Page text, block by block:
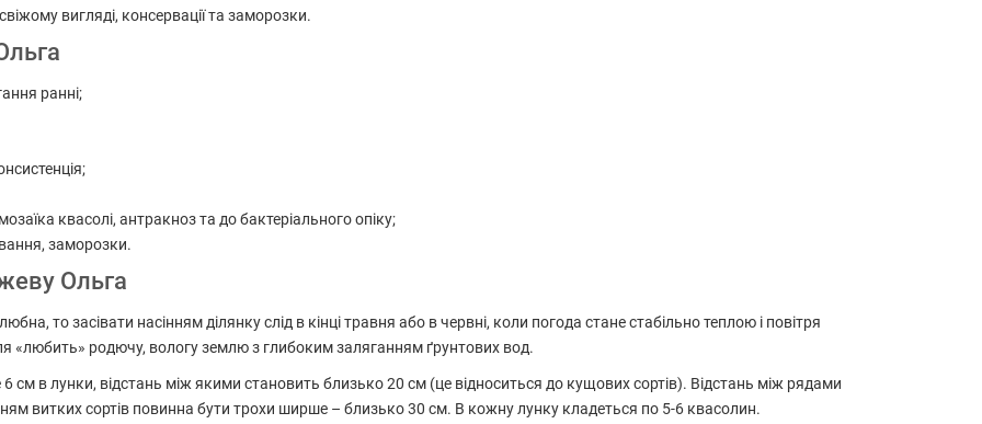
вигляді, консервації та заморозки.
ранні;
квасолі, антракноз та до бактеріального опіку;
заморозки.
Ольга
то засівати насінням ділянку слід в кінці травня або в червні, коли погода стане стабільно теплою і повітря
«любить» родючу, вологу землю з глибоким заляганням ґрунтових вод.
см в лунки, відстань між якими становить близько 20 см (це відноситься до кущових сортів). Відстань між рядами
витких сортів повинна бути трохи ширше – близько 30 см. В кожну лунку кладеться по 5-6 квасолин.